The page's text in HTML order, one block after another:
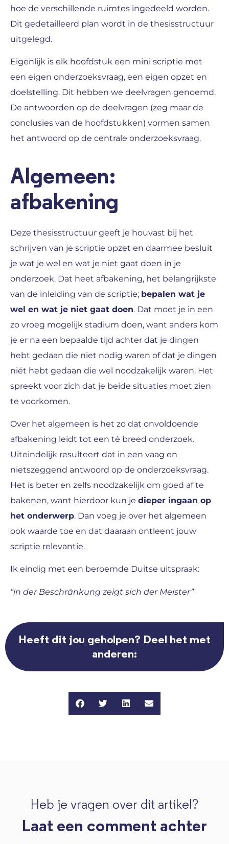
hoe de verschillende ruimtes ingedeeld worden.
Dit gedetailleerd plan wordt in de thesisstructuur
uitgelegd.
Eigenlijk is elk hoofdstuk een mini scriptie met
een eigen onderzoeksvraag, een eigen opzet en
doelstelling. Dit hebben we deelvragen genoemd.
De antwoorden op de deelvragen (zeg maar de
conclusies van de hoofdstukken) vormen samen
het antwoord op de centrale onderzoeksvraag.
Algemeen:
afbakening
Deze thesisstructuur geeft je houvast bij het
schrijven van je scriptie opzet en daarmee besluit
je wat je wel en wat je niet gaat doen in je
onderzoek. Dat heet afbakening, het belangrijkste
van de inleiding van de scriptie; bepalen wat je
wel en wat je niet gaat doen. Dat moet je in een
zo vroeg mogelijk stadium doen, want anders kom
je er na een bepaalde tijd achter dat je dingen
hebt gedaan die niet nodig waren of dat je dingen
niét hebt gedaan die wel noodzakelijk waren. Het
spreekt voor zich dat je beide situaties moet zien
te voorkomen.
Over het algemeen is het zo dat onvoldoende
afbakening leidt tot een té breed onderzoek.
Uiteindelijk resulteert dat in een vaag en
nietszeggend antwoord op de onderzoeksvraag.
Het is beter en zelfs noodzakelijk om goed af te
bakenen, want hierdoor kun je dieper ingaan op
het onderwerp. Dan voeg je over het algemeen
ook waarde toe en dat daaraan ontleent jouw
scriptie relevantie.
Ik eindig met een beroemde Duitse uitspraak:
“in der Beschränkung zeigt sich der Meister”
Heeft dit jou geholpen? Deel het met
anderen:
Heb je vragen over dit artikel?
Laat een comment achter